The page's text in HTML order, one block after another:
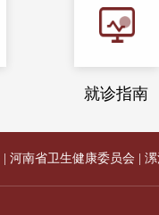
就诊指南
河南省卫生健康委员会